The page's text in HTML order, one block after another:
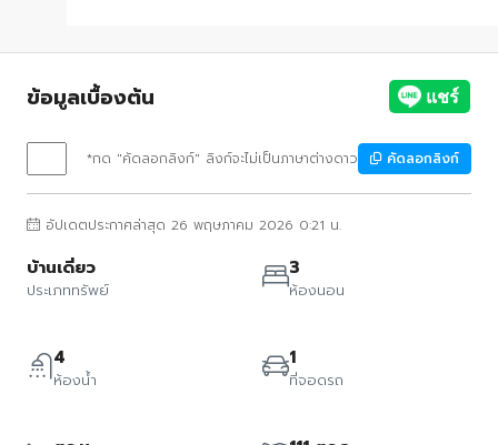
ข้อมูลเบื้องต้น
*กด "คัดลอกลิงก์" ลิงก์จะไม่เป็นภาษาต่างดาว คัดลอกลิงก์
อัปเดตประกาศล่าสุด 26 พฤษภาคม 2026 0:21 น.
บ้านเดี่ยว
ประเภททรัพย์
3
ห้องนอน
4
ห้องน้ำ
1
ที่จอดรถ